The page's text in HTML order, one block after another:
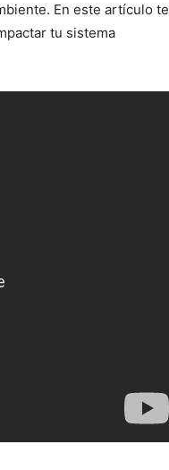
En este artículo te
tu sistema